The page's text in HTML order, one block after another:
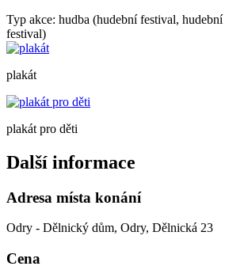
Typ akce: hudba (hudební festival,
festival)
plakát
plakát pro děti
Další informace
Adresa místa konání
Odry - Dělnický dům, Odry, Dělnická 23
Cena